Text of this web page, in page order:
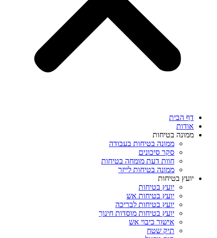
דף הבית
אודות
ממונה בטיחות
ממונה בטיחות בעבודה
סקר סיכונים
חוות דעת מומחה בטיחות
ממונה בטיחות לייזר
יועץ בטיחות
יועץ בטיחות
יועץ בטיחות אש
יועץ בטיחות לבריכה
יועץ בטיחות מוסדות חינוך
אישור כיבוי אש
תיק שטח